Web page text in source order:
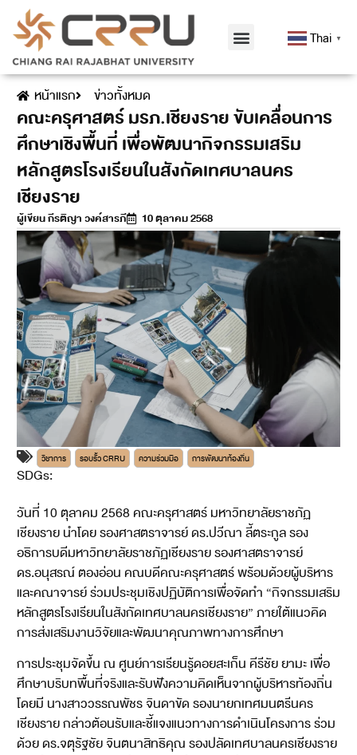
Thai ▼
หน้าแรก ข่าวทั้งหมด
คณะครุศาสตร์ มรภ.เชียงราย ขับเคลื่อนการ
ศึกษาเชิงพื้นที่ เพื่อพัฒนากิจกรรมเสริม
หลักสูตรโรงเรียนในสังกัดเทศบาลนคร
เชียงราย
ผู้เขียนกีรติญา วงค์สารภี 10 ตุลาคม 2568
วิชาการ รอบรั้ว CRRU ความร่วมมือ การพัฒนาท้องถิ่น
SDGs:
วันที่ 10 ตุลาคม 2568 คณะครุศาสตร์ มหาวิทยาลัยราชภัฏ
เชียงราย นำโดย รองศาสตราจารย์ ดร.ปวีณา ลี้ตระกูล รอง
อธิการบดีมหาวิทยาลัยราชภัฏเชียงราย รองศาสตราจารย์
ดร.อนุสรณ์ ตองอ่อน คณบดีคณะครุศาสตร์ พร้อมด้วยผู้บริหาร
และคณาจารย์ ร่วมประชุมเชิงปฏิบัติการเพื่อจัดทำ “กิจกรรมเสริม
หลักสูตรโรงเรียนในสังกัดเทศบาลนครเชียงราย” ภายใต้แนวคิด
การส่งเสริมงานวิจัยและพัฒนาคุณภาพทางการศึกษา
การประชุมจัดขึ้น ณ ศูนย์การเรียนรู้ดอยสะเก็น คีรีชัย ยามะ เพื่อ
ศึกษาบริบทพื้นที่จริงและรับฟังความคิดเห็นจากผู้บริหารท้องถิ่น
โดยมี นางสาววรรณพัชร จินดาขัด รองนายกเทศมนตรีนคร
เชียงราย กล่าวต้อนรับและชี้แจงแนวทางการดำเนินโครงการ ร่วม
ด้วย ดร.จตุรัฐชัย จินตนาสิทธิคุณ รองปลัดเทศบาลนครเชียงราย